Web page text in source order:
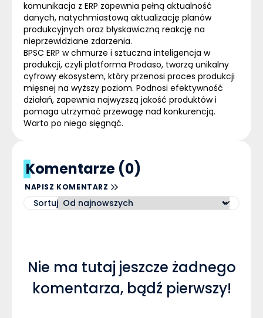
komunikacja z ERP zapewnia pełną aktualność
danych, natychmiastową aktualizację planów
produkcyjnych oraz błyskawiczną reakcję na
nieprzewidziane zdarzenia.
BPSC ERP w chmurze i sztuczna inteligencja w
produkcji, czyli platforma Prodaso, tworzą unikalny
cyfrowy ekosystem, który przenosi proces produkcji
mięsnej na wyższy poziom. Podnosi efektywność
działań, zapewnia najwyższą jakość produktów i
pomaga utrzymać przewagę nad konkurencją.
Warto po niego sięgnąć.
Komentarze (0)
NAPISZ KOMENTARZ
Sortuj
Nie ma tutaj jeszcze żadnego
komentarza, bądź pierwszy!